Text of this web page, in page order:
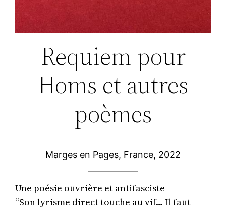
Requiem pour
Homs et autres
poèmes
Marges en Pages, France, 2022
Une poésie ouvrière et antifasciste
“Son lyrisme direct touche au vif… Il faut